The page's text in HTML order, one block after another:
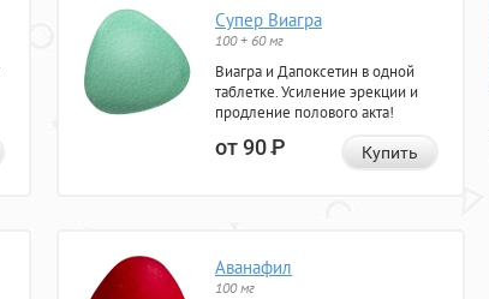
Супер Виагра
100 + 60 мг
Виагра и Дапоксетин в одной
таблетке. Усиление эрекции и
продление полового акта!
от 90Р Купить
Аванафил
100 мг